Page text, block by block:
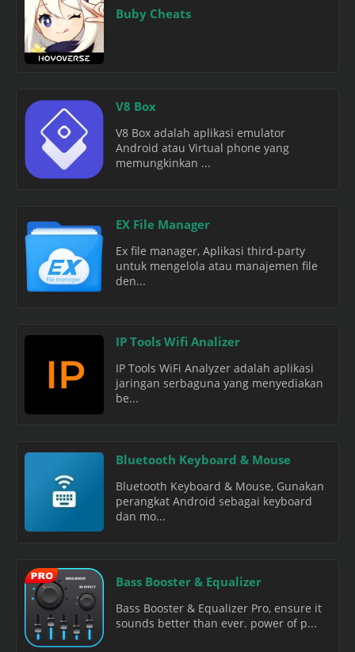
Buby Cheats
V8 Box
V8 Box adalah aplikasi emulator
Android atau Virtual phone yang
memungkinkan ...
EX File Manager
Ex file manager, Aplikasi third-party
untuk mengelola atau manajemen file
den...
IP Tools Wifi Analizer
IP Tools WiFi Analyzer adalah aplikasi
jaringan serbaguna yang menyediakan
be...
Bluetooth Keyboard & Mouse
Bluetooth Keyboard & Mouse, Gunakan
perangkat Android sebagai keyboard
dan mo...
Bass Booster & Equalizer
Bass Booster & Equalizer Pro, ensure it
sounds better than ever. power of p...